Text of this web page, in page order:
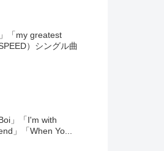
「my greatest
）シングル曲
」「I'm with
」「When Yo...